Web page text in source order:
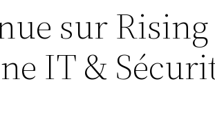
sur
IT &